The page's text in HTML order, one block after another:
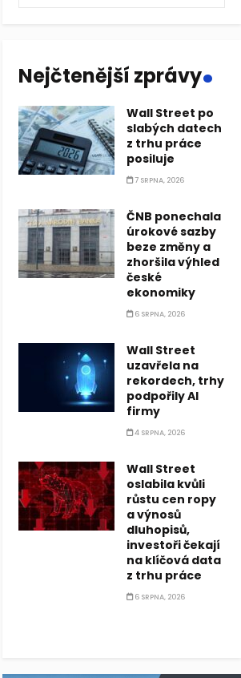
2025 jmenování Mikkela Storma
2025 jmenování Mikkela Storma
Nejčtenější zprávy.
Wall Street po
slabých datech
z trhu práce
posiluje
7 SRPNA, 2026
ČNB ponechala
úrokové sazby
beze změny a
zhoršila výhled
české
ekonomiky
6 SRPNA, 2026
Wall Street
uzavřela na
rekordech, trhy
podpořily AI
firmy
4 SRPNA, 2026
Wall Street
oslabila kvůli
růstu cen ropy
a výnosů
dluhopisů,
investoři čekají
na klíčová data
z trhu práce
6 SRPNA, 2026